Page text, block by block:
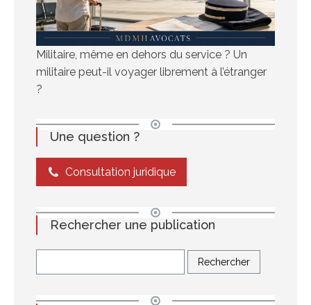
Militaire, même en dehors du service ? Un
militaire peut-il voyager librement à l’étranger
?
Une question ?
Consultation juridique
Rechercher une publication